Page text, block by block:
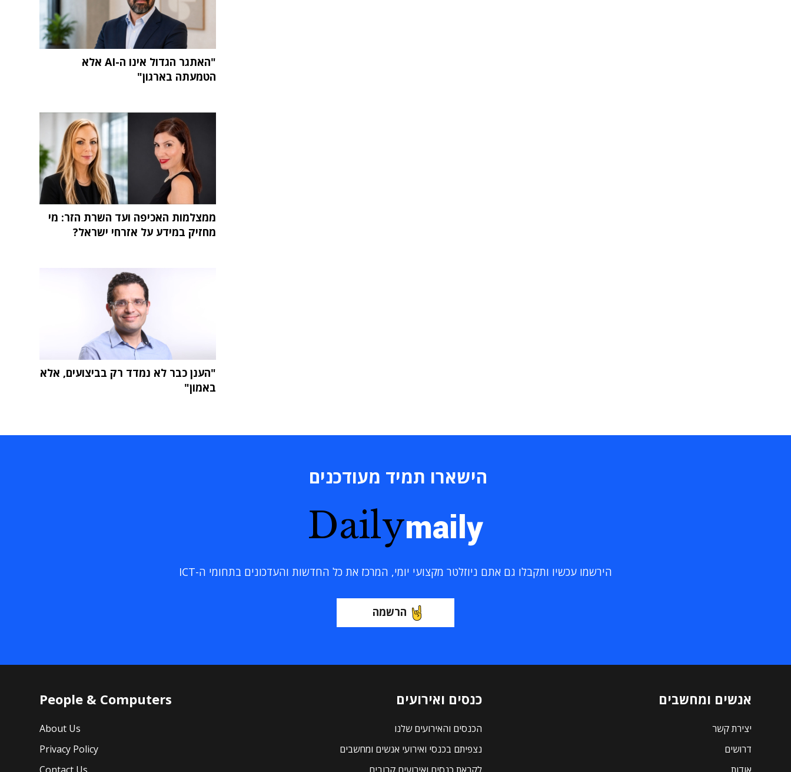
"האתגר הגדול אינו ה-AI אלא
הטמעתה בארגון"
ממצלמות האכיפה ועד השרת הזר: מי
מחזיק במידע על אזרחי ישראל?
"הענן כבר לא נמדד רק בביצועים, אלא
באמון"
הישארו תמיד מעודכנים
Dailymaily
הירשמו עכשיו ותקבלו גם אתם ניוזלטר מקצועי יומי, המרכז את כל החדשות והעדכונים בתחומי ה-ICT
הרשמה
אנשים ומחשבים
יצירת קשר
דרושים
כנסים ואירועים
הכנסים והאירועים שלנו
נצפיתם בכנסי ואירועי אנשים ומחשבים
People & Computers
About Us
Privacy Policy